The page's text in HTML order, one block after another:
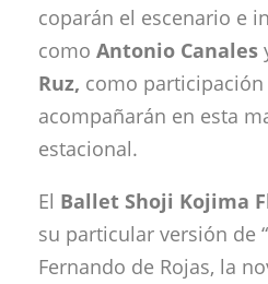
coparán el escenario e
como Antonio Canales
Ruz, como participación
acompañarán en esta
estacional.
El Ballet Shoji Kojima
su particular versión de
Fernando de Rojas, la